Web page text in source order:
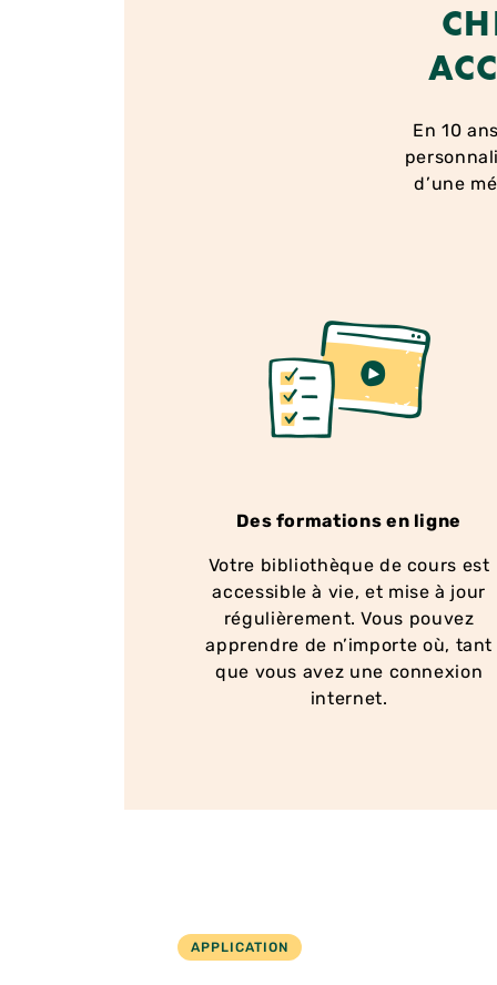
En 10
d’une
Des formations en ligne
Votre bibliothèque de cours est
accessible à vie, et mise à jour
régulièrement. Vous pouvez
apprendre de n’importe où, tant
que vous avez une connexion
internet.
APPLICATION